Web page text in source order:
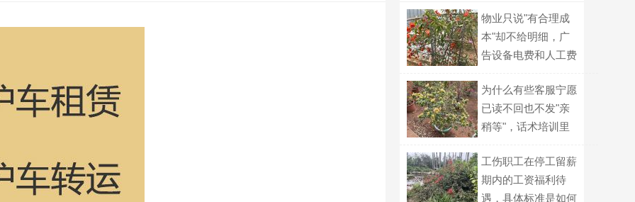
物业只说"有合理成
本"却不给明细，广
告设备电费和人工费
为什么有些客服宁愿
已读不回也不发"亲
稍等"，话术培训里
工伤职工在停工留薪
期内的工资福利待
遇，具体标准是如何